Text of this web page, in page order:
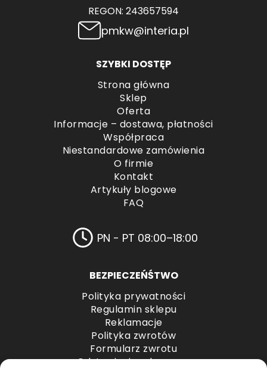
REGON: 243657594
pmkw@interia.pl
SZYBKI DOSTĘP
Strona główna
Sklep
Oferta
Informacje – dostawa, płatności
Współpraca
Niestandardowe zamówienia
O firmie
Kontakt
Artykuły blogowe
FAQ
PN - PT 08:00–18:00
BEZPIECZEŃŚTWO
Polityka prywatności
Regulamin sklepu
Reklamacje
Polityka zwrotów
Formularz zwrotu
Odstąpienie od umowy